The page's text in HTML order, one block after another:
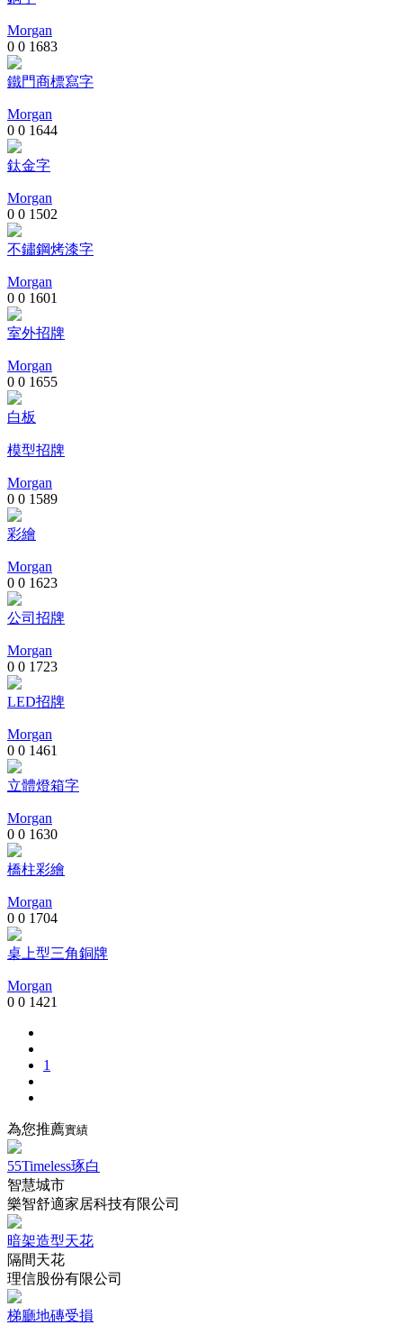
Morgan
0 0 1683
鐵門商標寫字
Morgan
0 0 1644
鈦金字
Morgan
0 0 1502
不鏽鋼烤漆字
Morgan
0 0 1601
室外招牌
Morgan
0 0 1655
白板
模型招牌
Morgan
0 0 1589
彩繪
Morgan
0 0 1623
公司招牌
Morgan
0 0 1723
LED招牌
Morgan
0 0 1461
立體燈箱字
Morgan
0 0 1630
橋柱彩繪
Morgan
0 0 1704
桌上型三角銅牌
Morgan
0 0 1421
1
為您推薦實績
55Timeless琢白
智慧城市
樂智舒適家居科技有限公司
暗架造型天花
隔間天花
理信股份有限公司
梯廳地磚受損